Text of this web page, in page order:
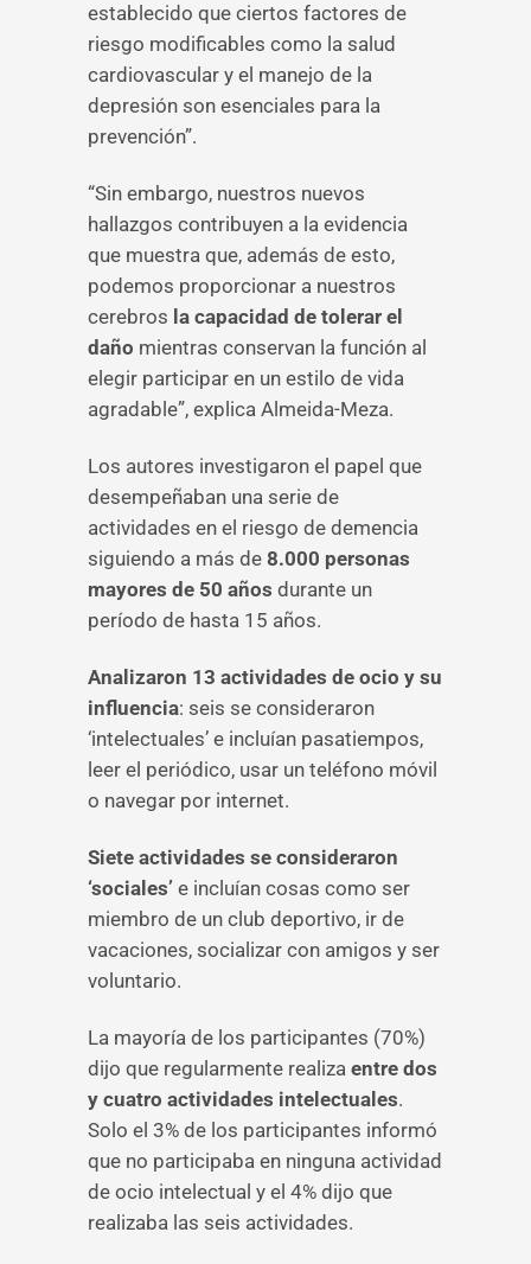
establecido que ciertos factores de
riesgo modificables como la salud
cardiovascular y el manejo de la
depresión son esenciales para la
prevención”.
“Sin embargo, nuestros nuevos
hallazgos contribuyen a la evidencia
que muestra que, además de esto,
podemos proporcionar a nuestros
cerebros la capacidad de tolerar el
daño mientras conservan la función al
elegir participar en un estilo de vida
agradable”, explica Almeida-Meza.
Los autores investigaron el papel que
desempeñaban una serie de
actividades en el riesgo de demencia
siguiendo a más de 8.000 personas
mayores de 50 años durante un
período de hasta 15 años.
Analizaron 13 actividades de ocio y su
influencia: seis se consideraron
‘intelectuales’ e incluían pasatiempos,
leer el periódico, usar un teléfono móvil
o navegar por internet.
Siete actividades se consideraron
‘sociales’ e incluían cosas como ser
miembro de un club deportivo, ir de
vacaciones, socializar con amigos y ser
voluntario.
La mayoría de los participantes (70%)
dijo que regularmente realiza entre dos
y cuatro actividades intelectuales.
Solo el 3% de los participantes informó
que no participaba en ninguna actividad
de ocio intelectual y el 4% dijo que
realizaba las seis actividades.